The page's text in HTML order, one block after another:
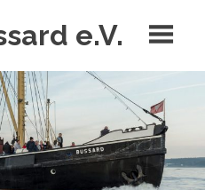
e.V.